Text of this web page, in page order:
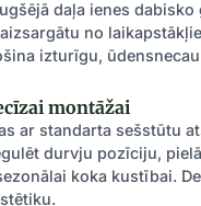
daļa ienes dabisko
no
izturīgu,
montāžai
ar standarta sešstūtu
durvju pozīciju,
koka kustībai.